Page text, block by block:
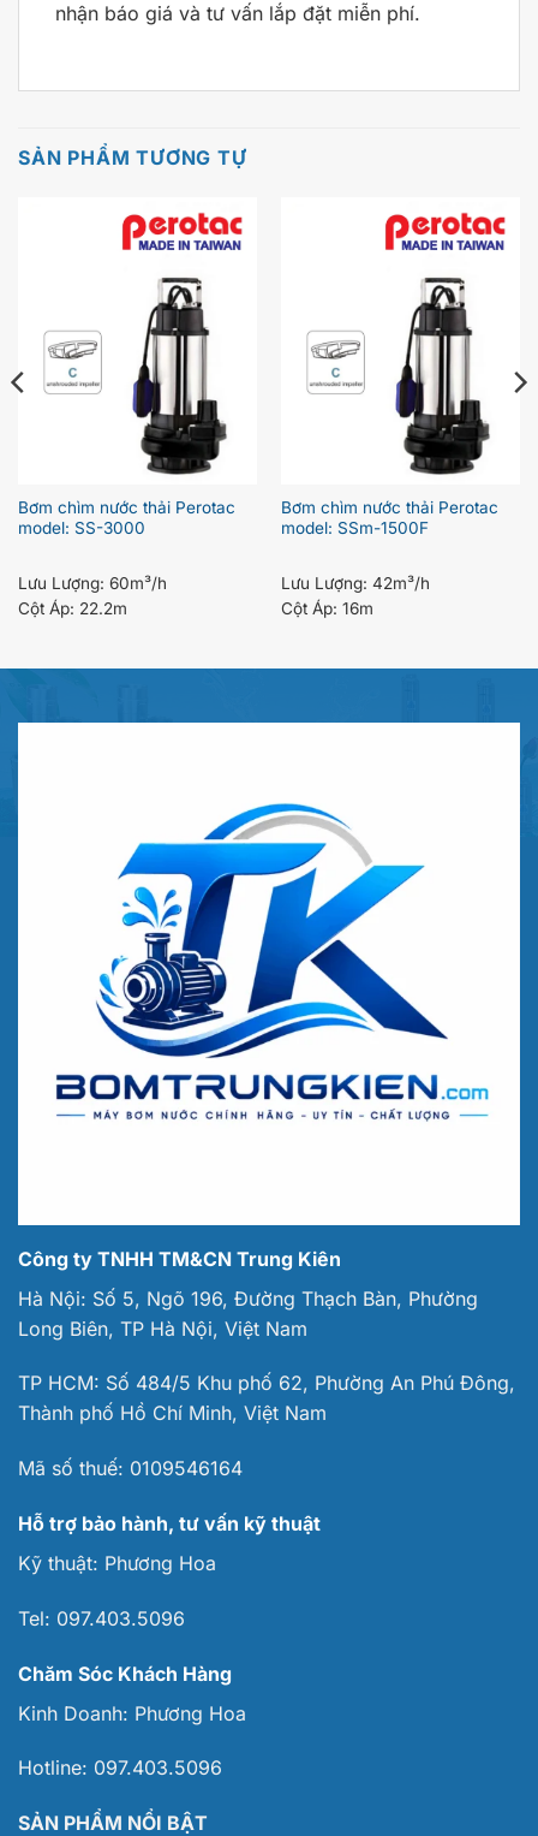
nhận báo giá và tư vấn lắp đặt miễn phí.
SẢN PHẨM TƯƠNG TỰ
Bơm chìm nước thải Perotac
model: SS-3000
Lưu Lượng: 60m³/h
Cột Áp: 22.2m
Bơm chìm nước thải Perotac
model: SSm-1500F
Lưu Lượng: 42m³/h
Cột Áp: 16m
Công ty TNHH TM&CN Trung Kiên
Hà Nội: Số 5, Ngõ 196, Đường Thạch Bàn, Phường
Long Biên, TP Hà Nội, Việt Nam
TP HCM: Số 484/5 Khu phố 62, Phường An Phú Đông,
Thành phố Hồ Chí Minh, Việt Nam
Mã số thuế: 0109546164
Hỗ trợ bảo hành, tư vấn kỹ thuật
Kỹ thuật: Phương Hoa
Tel: 097.403.5096
Chăm Sóc Khách Hàng
Kinh Doanh: Phương Hoa
Hotline: 097.403.5096
SẢN PHẨM NỔI BẬT